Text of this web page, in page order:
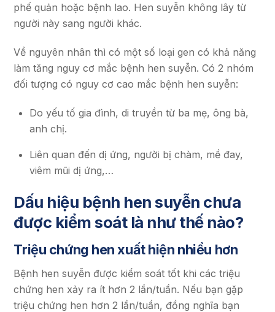
phế quản hoặc bệnh lao. Hen suyễn không lây từ
người này sang người khác.
Về nguyên nhân thì có một số loại gen có khả năng
làm tăng nguy cơ mắc bệnh hen suyễn. Có 2 nhóm
đối tượng có nguy cơ cao mắc bệnh hen suyễn:
Do yếu tố gia đình, di truyền từ ba mẹ, ông bà,
anh chị.
Liên quan đến dị ứng, người bị chàm, mề đay,
viêm mũi dị ứng,…
Dấu hiệu bệnh hen suyễn chưa
được kiểm soát là như thế nào?
Triệu chứng hen xuất hiện nhiều hơn
Bệnh hen suyễn được kiểm soát tốt khi các triệu
chứng hen xảy ra ít hơn 2 lần/tuần. Nếu bạn gặp
triệu chứng hen hơn 2 lần/tuần, đồng nghĩa bạn